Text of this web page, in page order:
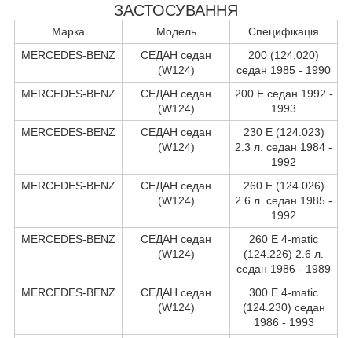
ЗАСТОСУВАННЯ
Марка Модель
Специфікація
MERCEDES-BENZ
СЕДАН седан
(W124)
200 (124.020)
седан 1985 - 1990
MERCEDES-BENZ
СЕДАН седан
(W124)
200 E седан 1992 -
1993
MERCEDES-BENZ
СЕДАН седан
(W124)
230 E (124.023)
2.3 л. седан 1984 -
1992
MERCEDES-BENZ
СЕДАН седан
(W124)
260 E (124.026)
2.6 л. седан 1985 -
1992
MERCEDES-BENZ
СЕДАН седан
(W124)
260 E 4-matic
(124.226) 2.6 л.
седан 1986 - 1989
MERCEDES-BENZ
СЕДАН седан
(W124)
300 E 4-matic
(124.230) седан
1986 - 1993